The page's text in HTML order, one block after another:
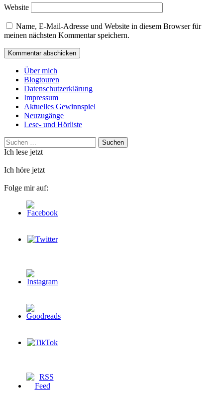
Website
Name, E-Mail-Adresse und Website in diesem Browser für
meinen nächsten Kommentar speichern.
Über mich
Blogtouren
Datenschutzerklärung
Impressum
Aktuelles Gewinnspiel
Neuzugänge
Lese- und Hörliste
Suchen
nach:
Ich lese jetzt
Ich höre jetzt
Folge mir auf: